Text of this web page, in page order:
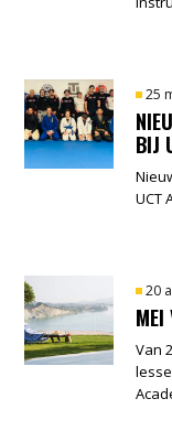
25
BIJ
UCT
20
Van